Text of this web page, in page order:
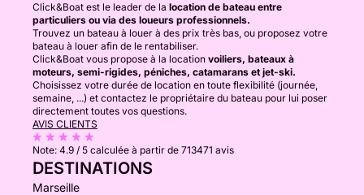
Click&Boat est le leader de la location de bateau entre
particuliers ou via des loueurs professionnels.
Trouvez un bateau à louer à des prix très bas, ou proposez votre
bateau à louer afin de le rentabiliser.
Click&Boat vous propose à la location voiliers, bateaux à
moteurs, semi-rigides, péniches, catamarans et jet-ski.
Choisissez votre durée de location en toute flexibilité (journée,
semaine, ...) et contactez le propriétaire du bateau pour lui poser
directement toutes vos questions.
AVIS CLIENTS
Note: 4.9 / 5 calculée à partir de 713471 avis
DESTINATIONS
Marseille